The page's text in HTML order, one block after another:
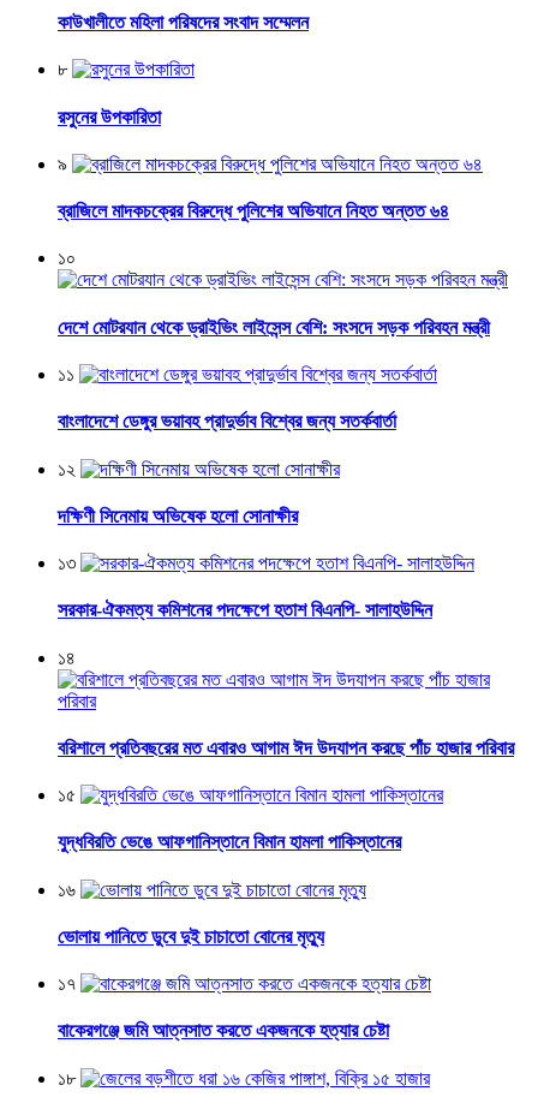
কাউখালীতে মহিলা পরিষদের সংবাদ সম্মেলন
৮
রসুনের উপকারিতা
৯
ব্রাজিলে মাদকচক্রের বিরুদ্ধে পুলিশের অভিযানে নিহত অন্তত ৬৪
১০
দেশে মোটরযান থেকে ড্রাইভিং লাইসেন্স বেশি: সংসদে সড়ক পরিবহন মন্ত্রী
১১
বাংলাদেশে ডেঙ্গুর ভয়াবহ প্রাদুর্ভাব বিশ্বের জন্য সতর্কবার্তা
১২
দক্ষিণী সিনেমায় অভিষেক হলো সোনাক্ষীর
১৩
সরকার-ঐকমত্য কমিশনের পদক্ষেপে হতাশ বিএনপি- সালাহউদ্দিন
১৪
বরিশালে প্রতিবছরের মত এবারও আগাম ঈদ উদযাপন করছে পাঁচ হাজার পরিবার
১৫
যুদ্ধবিরতি ভেঙে আফগানিস্তানে বিমান হামলা পাকিস্তানের
১৬
ভোলায় পানিতে ডুবে দুই চাচাতো বোনের মৃত্যু
১৭
বাকেরগঞ্জে জমি আত্নসাত করতে একজনকে হত্যার চেষ্টা
১৮